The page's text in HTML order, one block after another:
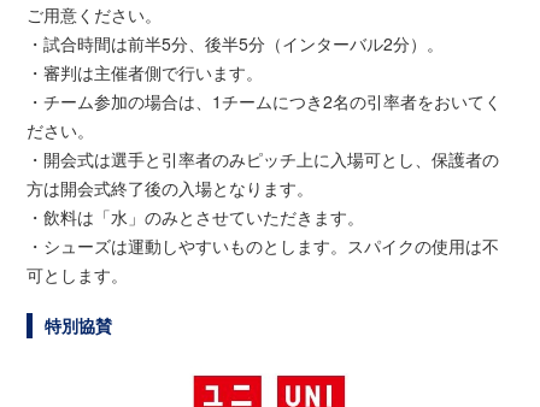
ご用意ください。
・試合時間は前半5分、後半5分（インターバル2分）。
・審判は主催者側で行います。
・チーム参加の場合は、1チームにつき2名の引率者をおいてく
ださい。
・開会式は選手と引率者のみピッチ上に入場可とし、保護者の
方は開会式終了後の入場となります。
・飲料は「水」のみとさせていただきます。
・シューズは運動しやすいものとします。スパイクの使用は不
可とします。
特別協賛